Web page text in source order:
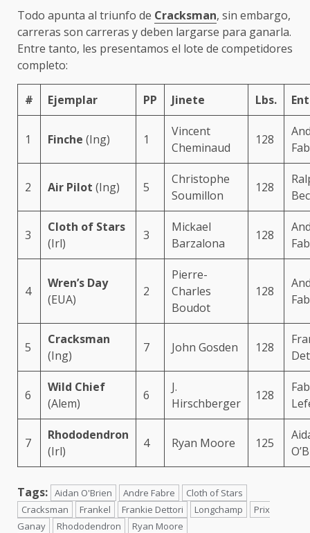
Todo apunta al triunfo de Cracksman, sin embargo,
carreras son carreras y deben largarse para ganarla.
Entre tanto, les presentamos el lote de competidores
completo:
# Ejemplar PP Jinete Lbs.
1 Finche (Ing) 1
Vincent
Cheminaud
128
2 Air Pilot (Ing) 5
Christophe
Soumillon
128
3
Cloth of Stars
(Irl)
3
Mickael
Barzalona
128
4
Wren’s Day
(EUA)
2
Pierre-
Charles
Boudot
128
5
Cracksman
(Ing)
7 John Gosden 128
6
Wild Chief
(Alem)
6
J.
Hirschberger
128
7
Rhododendron
(Irl)
4 Ryan Moore 125
Tags: Aidan O'Brien Andre Fabre
Cloth of Stars
Cracksman
Frankel Frankie Dettori Longchamp
Prix
Ganay
Rhododendron Ryan Moore